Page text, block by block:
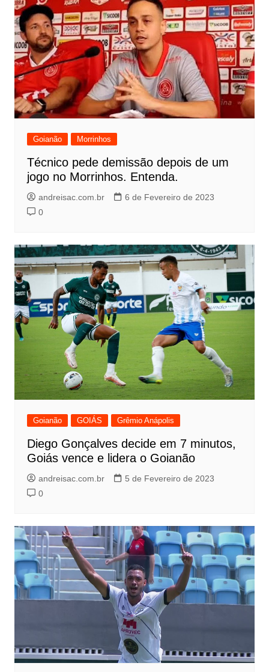
Goianão Morrinhos
Técnico pede demissão depois de um
jogo no Morrinhos. Entenda.
andreisac.com.br
6 de Fevereiro de 2023
0
Goianão GOIÁS Grêmio Anápolis
Diego Gonçalves decide em 7 minutos,
Goiás vence e lidera o Goianão
andreisac.com.br
5 de Fevereiro de 2023
0